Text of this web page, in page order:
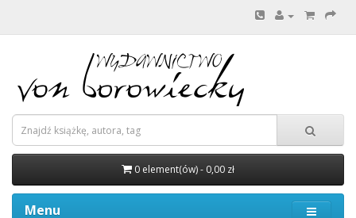
0 element(ów) - 0,00 zł
Menu